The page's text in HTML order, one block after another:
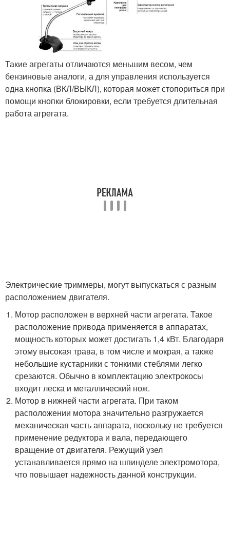
Такие агрегаты отличаются меньшим весом, чем
бензиновые аналоги, а для управления используется
одна кнопка (ВКЛ/ВЫКЛ), которая может стопориться при
помощи кнопки блокировки, если требуется длительная
работа агрегата.
Электрические триммеры, могут выпускаться с разным
расположением двигателя.
Мотор расположен в верхней части агрегата. Такое
расположение привода применяется в аппаратах,
мощность которых может достигать 1,4 кВт. Благодаря
этому высокая трава, в том числе и мокрая, а также
небольшие кустарники с тонкими стеблями легко
срезаются. Обычно в комплектацию электрокосы
входит леска и металлический нож.
Мотор в нижней части агрегата. При таком
расположении мотора значительно разгружается
механическая часть аппарата, поскольку не требуется
применение редуктора и вала, передающего
вращение от двигателя. Режущий узел
устанавливается прямо на шпинделе электромотора,
что повышает надежность данной конструкции.